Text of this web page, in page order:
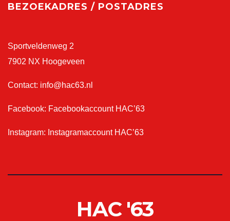
BEZOEKADRES / POSTADRES
Sportveldenweg 2
7902 NX Hoogeveen
Contact: info@hac63.nl
Facebook: Facebookaccount HAC’63
Instagram: Instagramaccount HAC’63
HAC '63